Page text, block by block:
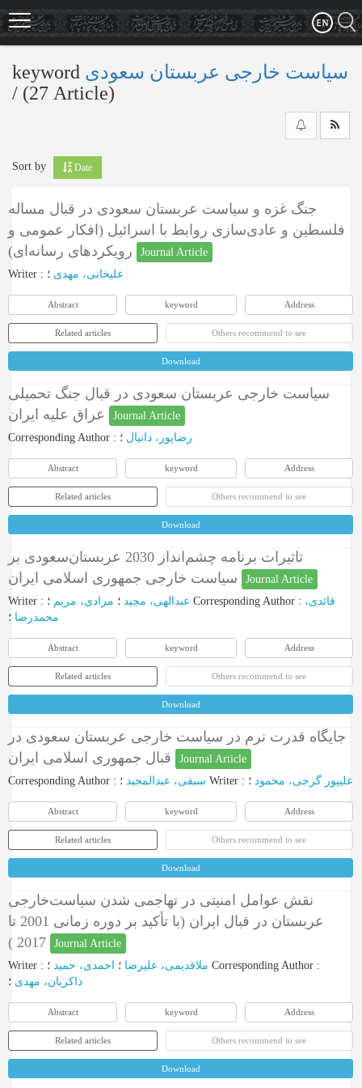
Skip
to
main
keyword سیاست خارجی عربستان سعودی
‎/ (27 Article)
Sort by Date
جنگ غزه و سیاست عربستان سعودی در قبال مساله
فلسطین و عادی‌سازی روابط با اسرائیل (افکار عمومی و
Journal Article
Writer : علیخانی، مهدی ؛
Abstract keyword Address
Related articles Others recommend to see
Download
سیاست خارجی عربستان سعودی در قبال جنگ تحمیلی
Journal Article
Corresponding Author : رضاپور، دانیال ؛
Abstract keyword Address
Related articles Others recommend to see
Download
تاثیرات برنامه چشم‌انداز 2030 عربستان‌سعودی بر
Journal Article
Writer : عبدالهی، مجید ؛ مرادی، مریم Corresponding Author : قائدی،
محمدرضا ؛
Abstract keyword Address
Related articles Others recommend to see
Download
جایگاه قدرت نرم در سیاست خارجی عربستان سعودی در
Journal Article
Corresponding Author : سیفی، عبدالمجید Writer : علیپور گرجی، محمود ؛
Abstract keyword Address
Related articles Others recommend to see
Download
نقش عوامل امنیتی در تهاجمی شدن سیاست‌خارجی
عربستان‌ در قبال ایران (با تأکید بر دوره زمانی 2001 تا
Journal Article
Writer : ملاقدیمی، علیرضا ؛ احمدی، حمید Corresponding Author :
ذاکریان، مهدی ؛
Abstract keyword Address
Related articles Others recommend to see
Download